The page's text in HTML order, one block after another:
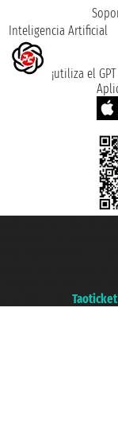
Inteligencia Artificial
¡utiliza el
Taoticket